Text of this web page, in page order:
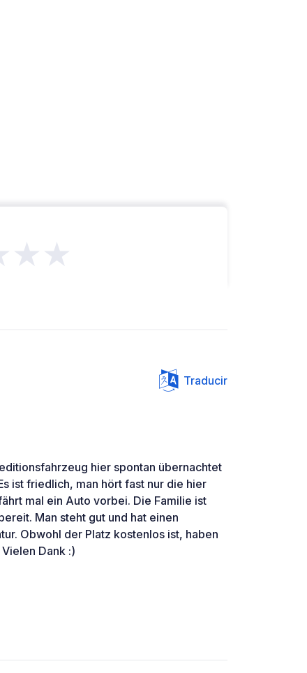
Traducir
hier spontan übernachtet
ist friedlich, man hört fast nur die hier
mal ein Auto vorbei. Die Familie ist
Man steht gut und hat einen
Obwohl der Platz kostenlos ist, haben
Dank :)